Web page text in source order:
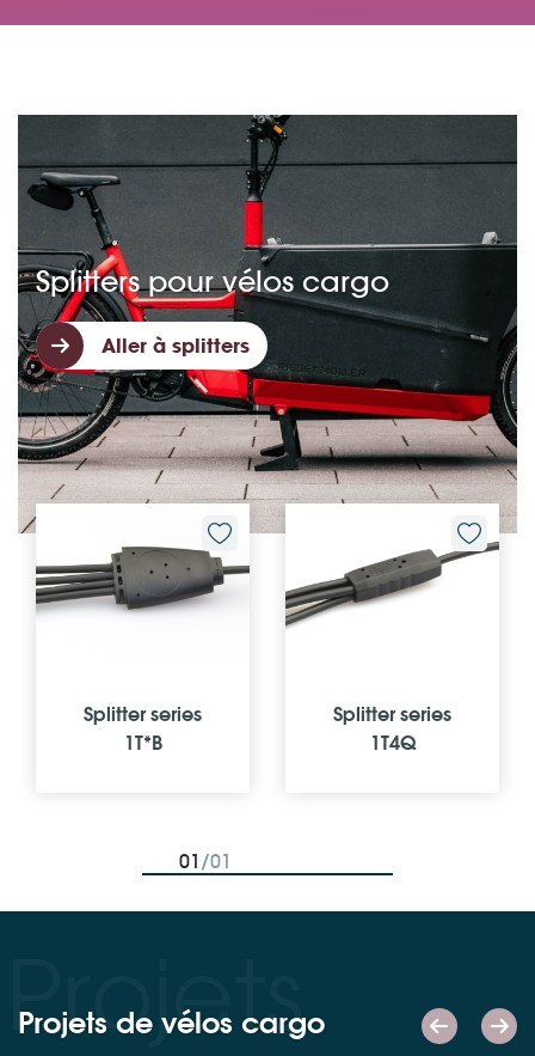
Splitters pour vélos cargo
Aller à splitters
Splitter series
1T*B
Splitter series
1T4Q
01 /01
Projets de vélos cargo
Projets